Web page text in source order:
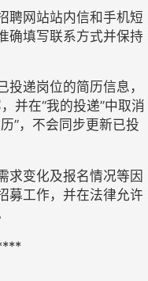
聘网站站内信和手机短
确填写联系方式并保持
投递岗位的简历信息，
并在“我的投递”中取消
”，不会同步更新已投
求变化及报名情况等因
募工作，并在法律允许